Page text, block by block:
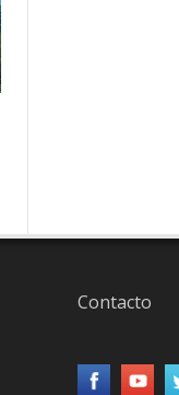
Contacto